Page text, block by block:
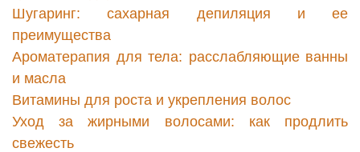
Шугаринг: сахарная депиляция и ее
преимущества
Ароматерапия для тела: расслабляющие ванны
и масла
Витамины для роста и укрепления волос
Уход за жирными волосами: как продлить
свежесть